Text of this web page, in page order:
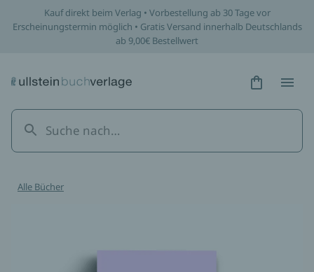
Kauf direkt beim Verlag • Vorbestellung ab 30 Tage vor
Erscheinungstermin möglich • Gratis Versand innerhalb Deutschlands
ab 9,00€ Bestellwert
Hidden
Alle Bücher